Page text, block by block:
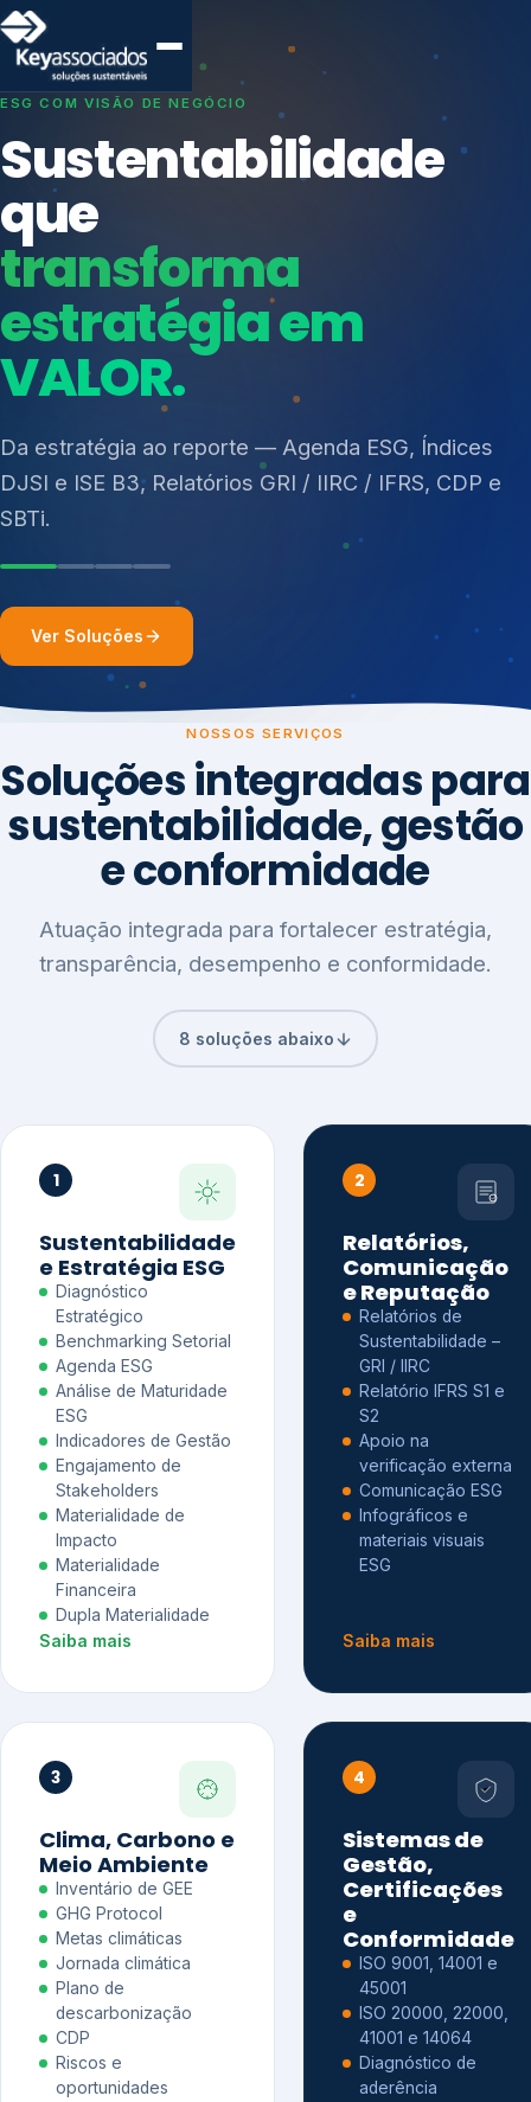
SISTEMAS DE GESTÃO OTIMIZADOS E INTEGRADOS
Conformidade que
protege seu
negócio.
Consultoria, auditoria e treinamentos em ISO 27001,
ISO 27701, ISO 42001, ISO 37001, ISO 9001, ISO
14001, ISO 45001, ONA e PNQ — Gestão de
resíduos sólidos (PGRS/PMGRS).
Índices de Mercado
Mudanças Climáticas
Reputação e Cadeia
Reporte Regulatório
Ver Soluções
NOSSOS SERVIÇOS
Soluções integradas para
sustentabilidade, gestão
e conformidade
Atuação integrada para fortalecer estratégia,
transparência, desempenho e conformidade.
8 soluções abaixo
1
Sustentabilidade
e Estratégia ESG
Diagnóstico
Estratégico
Benchmarking Setorial
Agenda ESG
Análise de Maturidade
ESG
Indicadores de Gestão
Engajamento de
Stakeholders
Materialidade de
Impacto
Materialidade
Financeira
Dupla Materialidade
Saiba mais
2
Relatórios,
Comunicação
e Reputação
Relatórios de
Sustentabilidade –
GRI / IIRC
Relatório IFRS S1 e
S2
Apoio na
verificação externa
Comunicação ESG
Infográficos e
materiais visuais
ESG
Saiba mais
3
Clima, Carbono e
Meio Ambiente
Inventário de GEE
GHG Protocol
Metas climáticas
Jornada climática
Plano de
descarbonização
CDP
Riscos e
oportunidades
4
Sistemas de
Gestão,
Certificações
e
Conformidade
ISO 9001, 14001 e
45001
ISO 20000, 22000,
41001 e 14064
Diagnóstico de
aderência